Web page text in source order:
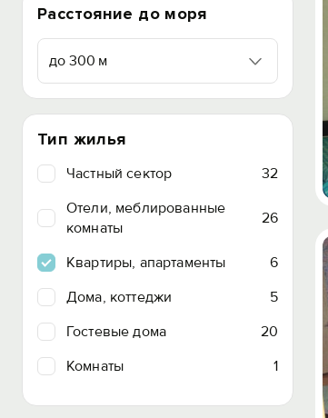
Расстояние до моря
до 300 м
Тип жилья
Частный сектор
32
Отели, меблированные
комнаты
26
Квартиры, апартаменты
6
Дома, коттеджи
5
Гостевые дома
20
Комнаты
1